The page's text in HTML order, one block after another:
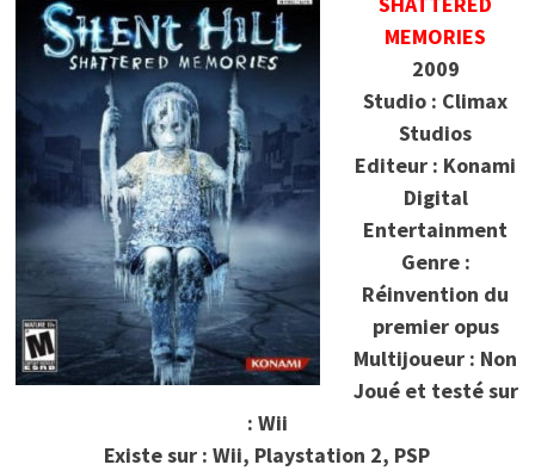
MEMORIES
2009
Studio : Climax
Studios
Editeur : Konami
Digital
Entertainment
Genre :
Réinvention du
premier opus
Multijoueur : Non
Joué et testé sur
: Wii
Existe sur : Wii, Playstation 2, PSP